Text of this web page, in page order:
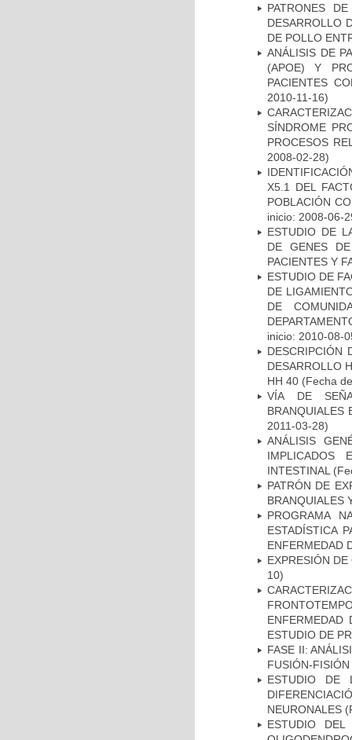
PATRONES
DESARROLLO
DE POLLO
ANÁLISIS DE
(APOE) Y
PACIENTES
2010-11-16)
SÍNDROME
PROCESOS
2008-02-28)
X5.1 DEL
POBLACIÓN
inicio: 2008-06-
ESTUDIO DE
DE GENES
PACIENTES Y
ESTUDIO DE
DE
DE
inicio: 2010-08-
DESCRIPCIÓN
DESARROLLO
HH 40 (Fecha
VÍA DE
BRANQUIALES
2011-03-28)
ANÁLISIS
IMPLICADOS
INTESTINAL
PATRÓN DE
BRANQUIALES
PROGRAMA
ESTADÍSTICA
ENFERMEDAD
EXPRESIÓN
10)
ENFERMEDAD
ESTUDIO DE
FASE II:
FUSIÓN-
ESTUDIO DE
NEURONALES
ESTUDIO